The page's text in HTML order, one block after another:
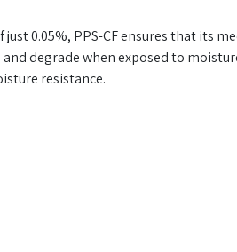
0.05%, PPS-CF ensures that its
degrade when exposed to
resistance.